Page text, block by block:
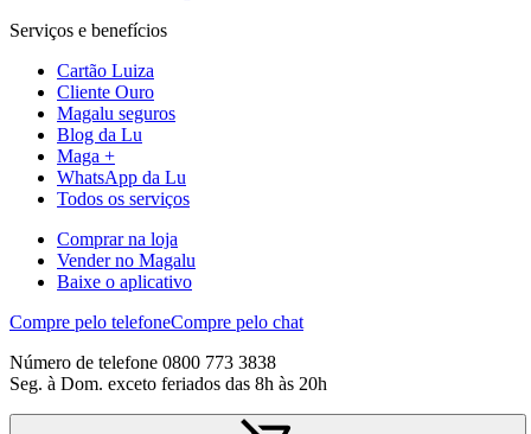
Serviços e benefícios
Cartão Luiza
Cliente Ouro
Magalu seguros
Blog da Lu
Maga +
WhatsApp da Lu
Todos os serviços
Comprar na loja
Vender no Magalu
Baixe o aplicativo
Compre pelo telefoneCompre pelo chat
Número de telefone 0800 773 3838
Seg. à Dom. exceto feriados das 8h às 20h